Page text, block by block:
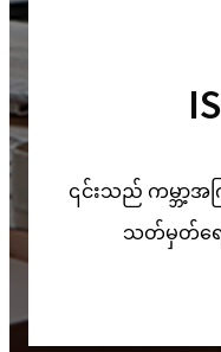
၎င်းသည် ကမ္ဘာ့အ
သတ်မှတ်ရေ